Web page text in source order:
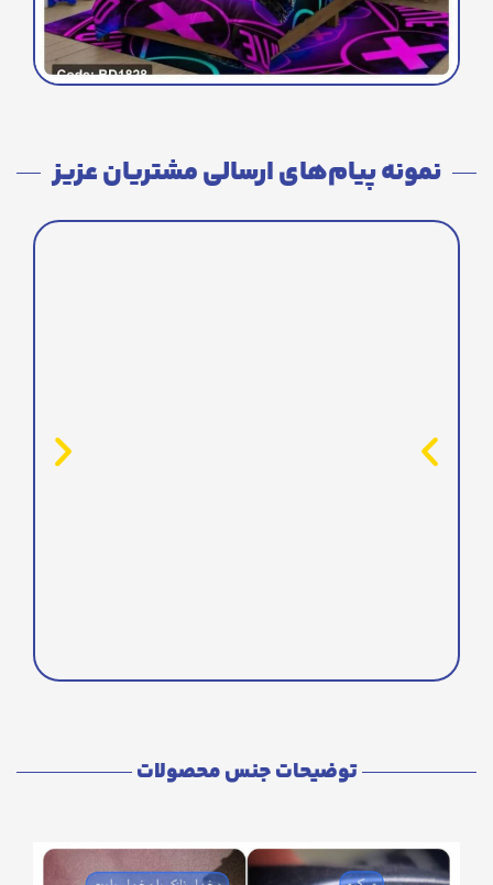
نمونه پیام‌های ارسالی مشتریان عزیز
توضیحات جنس محصولات